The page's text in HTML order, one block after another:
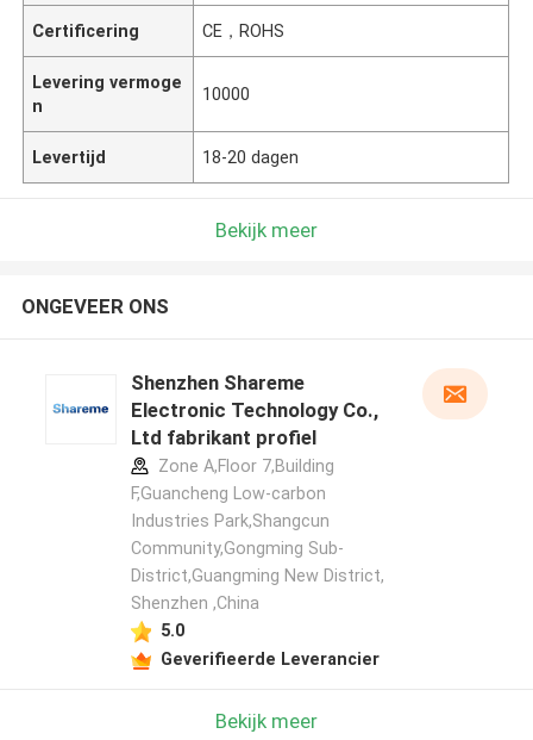
Certificering CE，ROHS
Levering vermoge
n
10000
Levertijd 18-20 dagen
Bekijk meer
ONGEVEER ONS
Shenzhen Shareme
Electronic Technology Co.,
Ltd fabrikant profiel
Zone A,Floor 7,Building
F,Guancheng Low-carbon
Industries Park,Shangcun
Community,Gongming Sub-
District,Guangming New District,
Shenzhen ,China
5.0
Geverifieerde Leverancier
Bekijk meer